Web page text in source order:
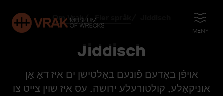
ÖPPNA
MENY
Om Vrak Fler språk
Jiddisch
אויפֿן באָדעם פֿונעם באַלטישן ים איז דאָ אַן
אוניקאַלע, קולטורעלע ירושה. עס איז שוין צײַט צו